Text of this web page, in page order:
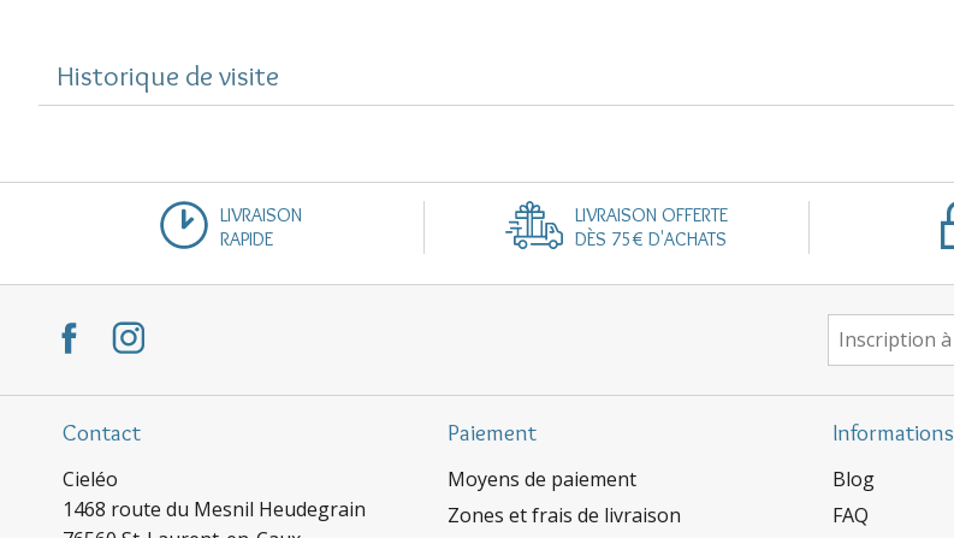
Historique de visite
LIVRAISON
RAPIDE
LIVRAISON OFFERTE
DÈS 75€ D'ACHATS
Contact
Cieléo
1468 route du Mesnil Heudegrain
Paiement
Moyens de paiement
Zones et frais de livraison
Informations
Blog
FAQ